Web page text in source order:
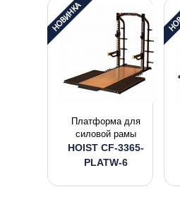
Платформа для
силовой рамы
HOIST CF-3365-
PLATW-6